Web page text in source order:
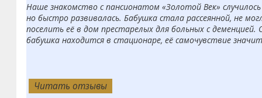
Читать отзывы
Читать отзывы
Читать отзывы
Читать отзывы
Читать отзывы
Наше знакомство с пансионатом «Золотой Век»
но быстро развивалась. Бабушка стала рассеянной, не
поселить её в дом престарелых для больных с деменцией.
бабушка находится в стационаре, её самочувствие
Читать отзывы
Читать отзывы
Читать отзывы
Читать отзывы
Читать отзывы